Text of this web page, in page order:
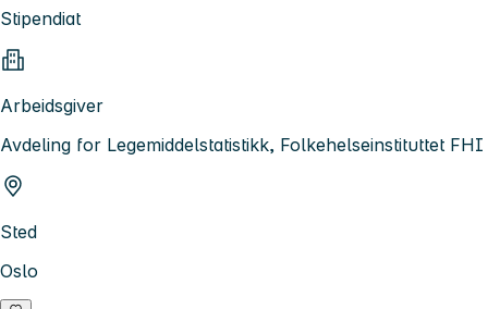
Stipendiat
Arbeidsgiver
Avdeling for Legemiddelstatistikk, Folkehelseinstituttet FHI
Sted
Oslo